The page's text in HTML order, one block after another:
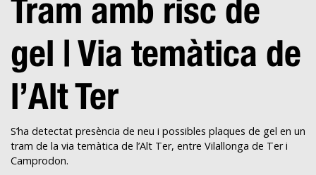
Tram amb risc de
gel | Via temàtica de
l’Alt Ter
S’ha detectat presència de neu i possibles plaques de gel en un
tram de la via temàtica de l’Alt Ter, entre Vilallonga de Ter i
Camprodon.